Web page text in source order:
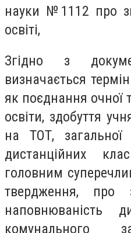
науки №1112 про
освіті,
Згідно з
визначається
як поєднання очної
освіти, здобуття
на ТОТ, загальної
дистанційних
головним
твердження, про
наповнюваність
комунального